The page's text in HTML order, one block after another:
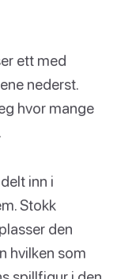
ett med
nederst.
hvor mange
inn i
Stokk
den
hvilken som